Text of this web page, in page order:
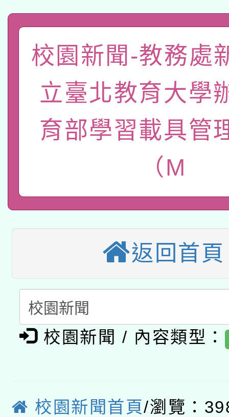
礎課程
A3數位素養講師名單
「數位內容與教學軟
pilot」
有關大陸委員會函釋公
薪期間赴陸應申請許可
轉知經濟部水利署委託
業技術研究院辦理「
用水績優單位及節水達
115年8月22日(星期六
桃園市孔廟祈福系列
2026年桃園地景藝術
本校115學年度第2次
招甄選結果公告(無人
招)
適應運動共學行動站研
暨閱讀推動專業研習
科技賦能─人工智慧
A3數位素養講師名單
「數位內容與教學軟體
pilot」
有關大陸委員會函釋公
薪期間赴陸應申請許可
轉知經濟部水利署委託
用水績優單位及節水達
桃園市孔廟祈福系列
2026年桃園地景藝術
校園新聞-教務處
立臺北教育大學
育部學習載具管
（M
返回首頁
校園新聞 / 內容類型：
校園新聞首頁/瀏覽：